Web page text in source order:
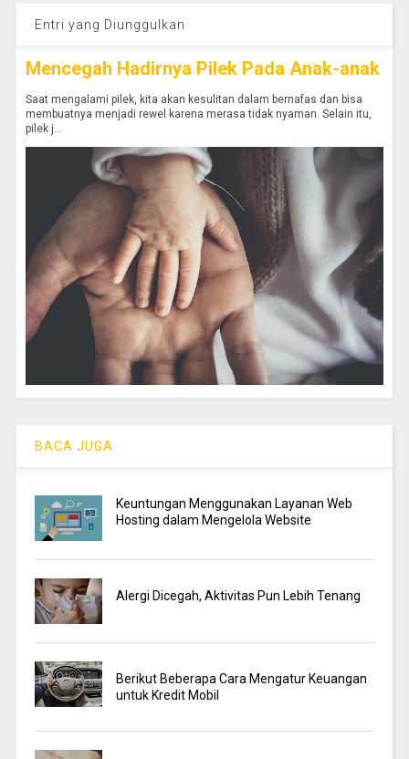
Entri yang Diunggulkan
Mencegah Hadirnya Pilek Pada Anak-anak
Saat mengalami pilek, kita akan kesulitan dalam bernafas dan bisa
membuatnya menjadi rewel karena merasa tidak nyaman. Selain itu,
pilek j...
BACA JUGA
Keuntungan Menggunakan Layanan Web
Hosting dalam Mengelola Website
Alergi Dicegah, Aktivitas Pun Lebih Tenang
Berikut Beberapa Cara Mengatur Keuangan
untuk Kredit Mobil